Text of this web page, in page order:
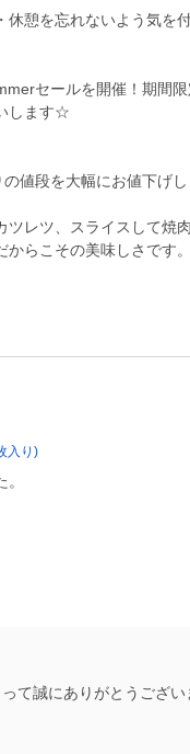
休憩を忘れないよう気を
セールを開催！期間
します☆
値段を大幅にお値下げ
レツ、スライスして焼
からこその美味しさです
入り)
て誠にありがとうござい